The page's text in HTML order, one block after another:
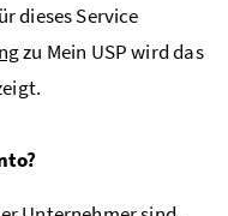
dieses Service
zu Mein USPwird das